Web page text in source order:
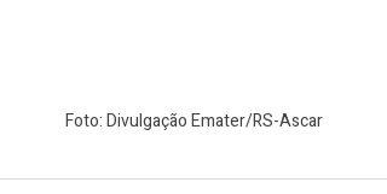
Foto: Divulgação Emater/RS-Ascar